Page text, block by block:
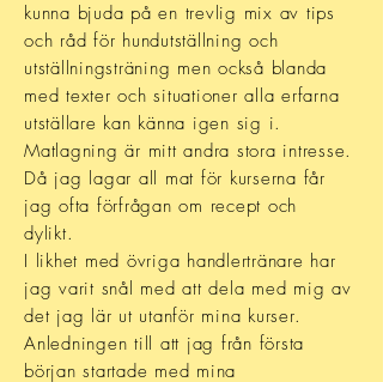
kunna bjuda på en trevlig mix av tips
och råd för hundutställning och
utställningsträning men också blanda
med texter och situationer alla erfarna
utställare kan känna igen sig i.
Matlagning är mitt andra stora intresse.
Då jag lagar all mat för kurserna får
jag ofta förfrågan om recept och
dylikt.
I likhet med övriga handlertränare har
jag varit snål med att dela med mig av
det jag lär ut utanför mina kurser.
Anledningen till att jag från första
början startade med mina